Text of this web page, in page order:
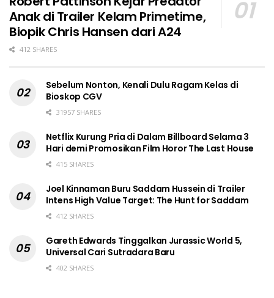
Anak di Trailer Kelam Primetime,
Biopik Chris Hansen dari A24
412 SHARES
Sebelum Nonton, Kenali Dulu Ragam Kelas di
Bioskop CGV
31957 SHARES
Netflix Kurung Pria di Dalam Billboard Selama 3
Hari demi Promosikan Film Horor The Last House
415 SHARES
Joel Kinnaman Buru Saddam Hussein di Trailer
Intens High Value Target: The Hunt for Saddam
412 SHARES
Gareth Edwards Tinggalkan Jurassic World 5,
Universal Cari Sutradara Baru
402 SHARES